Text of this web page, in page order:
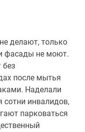
делают, только
фасады не моют.
без
после мытья
Наделали
сотни инвалидов,
парковаться